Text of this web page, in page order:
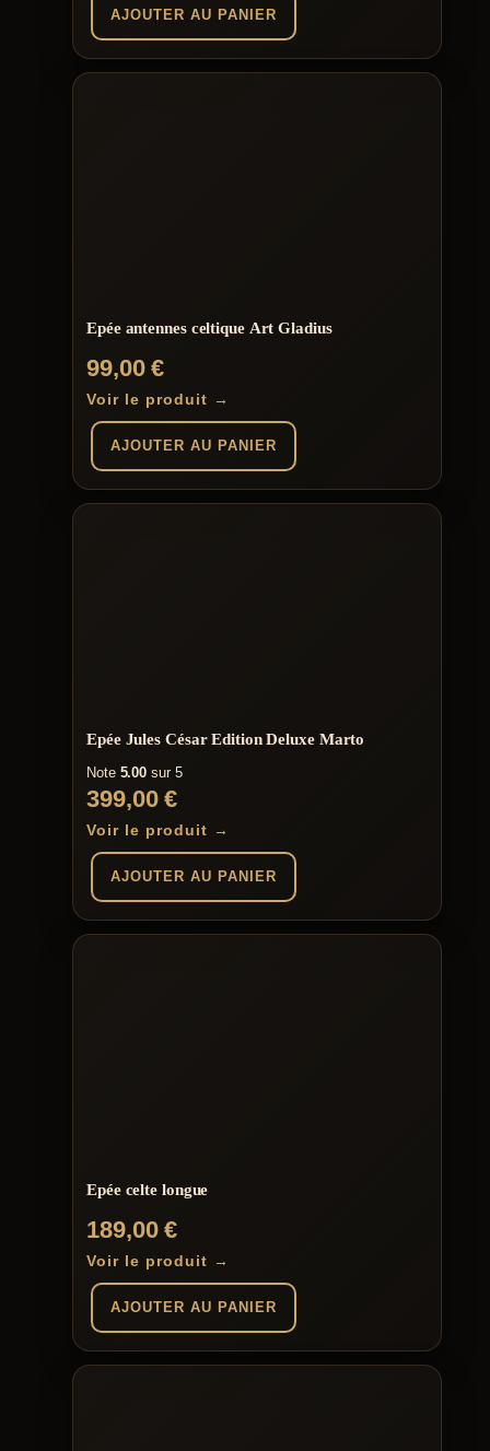
AJOUTER AU PANIER
Epée antennes celtique Art Gladius
99,00€
Voir le produit →
AJOUTER AU PANIER
Epée Jules César Edition Deluxe Marto
Note 5.00 sur 5
399,00€
Voir le produit →
AJOUTER AU PANIER
Epée celte longue
189,00€
Voir le produit →
AJOUTER AU PANIER